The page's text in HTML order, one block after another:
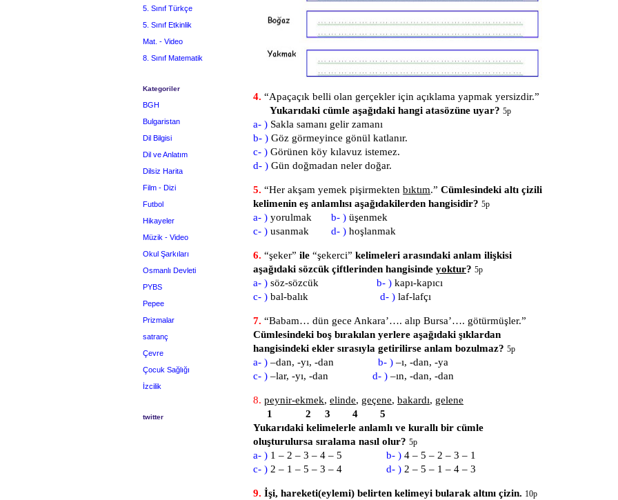
4. “Apaçaçık belli olan gerçekler için açıklama yapmak yersizdir.”
Yukarıdaki cümle aşağıdaki hangi atasözüne uyar? 5p
a- ) Sakla samanı gelir zamanı
b- ) Göz görmeyince gönül katlanır.
c- ) Görünen köy kılavuz istemez.
d- ) Gün doğmadan neler doğar.
5. “Her akşam yemek pişirmekten bıktım.” Cümlesindeki altı çizili
kelimenin eş anlamlısı aşağıdakilerden hangisidir? 5p
a- ) yorulmak b- ) üşenmek
c- ) usanmak d- ) hoşlanmak
6. “şeker” ile “şekerci” kelimeleri arasındaki anlam ilişkisi
aşağıdaki sözcük çiftlerinden hangisinde yoktur? 5p
a- ) söz-sözcük b- ) kapı-kapıcı
c- ) bal-balık d- ) laf-lafçı
7. “Babam… dün gece Ankara’…. alıp Bursa’…. götürmüşler.”
Cümlesindeki boş bırakılan yerlere aşağıdaki şıklardan
hangisindeki ekler sırasıyla getirilirse anlam bozulmaz? 5p
a- ) –dan, -yı, -dan b- ) –ı, -dan, -ya
c- ) –lar, -yı, -dan d- ) –ın, -dan, -dan
8. peynir-ekmek, elinde, geçene, bakardı, gelene
1 2 3 4 5
Yukarıdaki kelimelerle anlamlı ve kurallı bir cümle
oluşturulursa sıralama nasıl olur? 5p
a- ) 1 – 2 – 3 – 4 – 5 b- ) 4 – 5 – 2 – 3 – 1
c- ) 2 – 1 – 5 – 3 – 4 d- ) 2 – 5 – 1 – 4 – 3
9. İşi, hareketi(eylemi) belirten kelimeyi bularak altını çizin. 10p
5. Sınıf Türkçe
5. Sınıf Etkinlik
Mat. - Video
8. Sınıf Matematik
Kategoriler
BGH
Bulgaristan
Dil Bilgisi
Dil ve Anlatım
Dilsiz Harita
Film - Dizi
Futbol
Hikayeler
Müzik - Video
Okul Şarkıları
Osmanlı Devleti
PYBS
Pepee
Prizmalar
satranç
Çevre
Çocuk Sağlığı
İzcilik
twitter